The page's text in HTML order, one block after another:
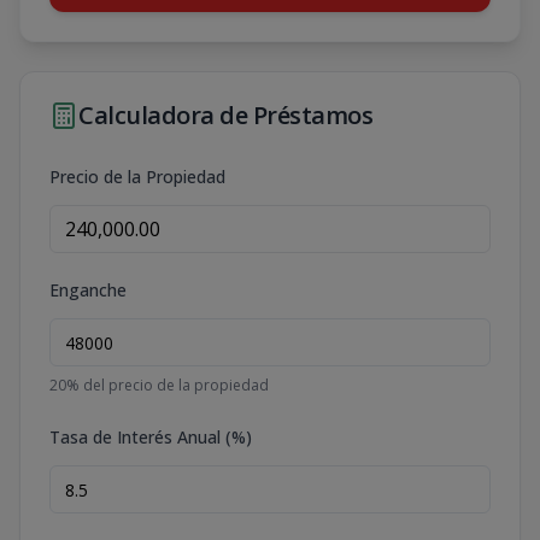
Calculadora de Préstamos
Precio de la Propiedad
Enganche
20% del precio de la propiedad
Tasa de Interés Anual (%)